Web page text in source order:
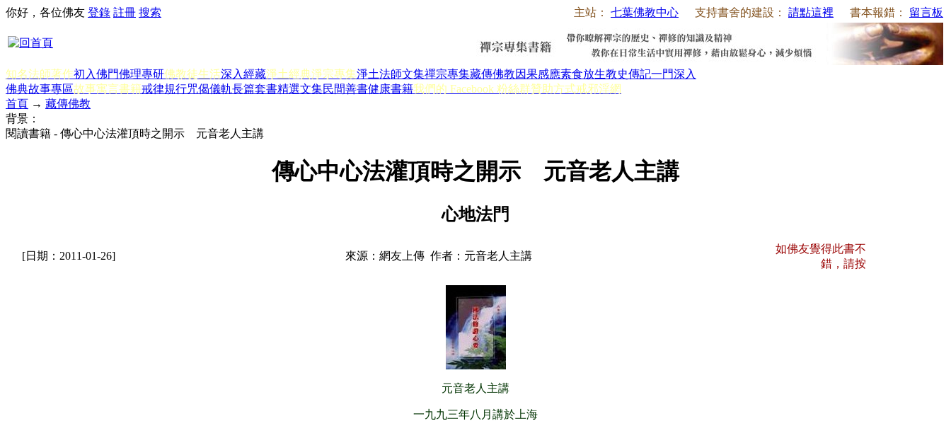
主站： 七葉佛教中心 支持書舍的建設： 請點這裡 書本報錯： 留言板
你好，各位佛友 登錄 註冊 搜索
知名法師著作初入佛門佛理專研佛教徒生活深入經藏淨土經典淨宗專集淨土法師文集禪宗專集藏傳佛教因果感應素食放生教史傳記一門深入
佛典故事專區故事寓言書籍戒律規行咒偈儀軌長篇套書精選文集民間善書健康書籍我們的 Facebook 粉絲群贊助方式戒邪淫網
首頁 → 藏傳佛教
背景：
閱讀書籍 - 傳心中心法灌頂時之開示 元音老人主講
傳心中心法灌頂時之開示 元音老人主講
心地法門
[日期：2011-01-26] 來源：網友上傳 作者：元音老人主講
如佛友覺得此書不
錯，請按
元音老人主講
一九九三年八月講於上海